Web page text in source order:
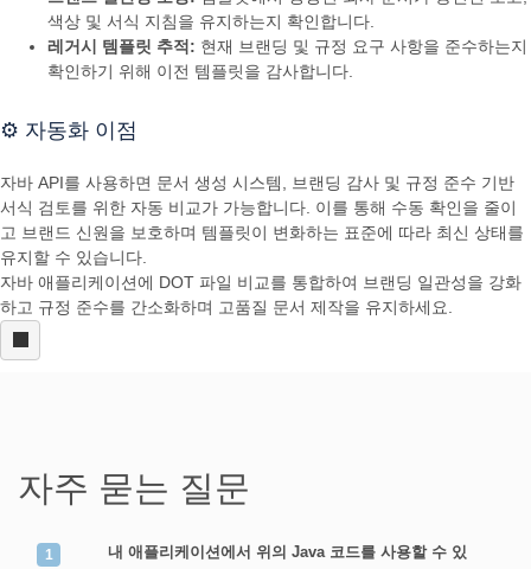
색상 및 서식 지침을 유지하는지 확인합니다.
레거시 템플릿 추적: 현재 브랜딩 및 규정 요구 사항을 준수하는지
확인하기 위해 이전 템플릿을 감사합니다.
⚙️ 자동화 이점
자바 API를 사용하면 문서 생성 시스템, 브랜딩 감사 및 규정 준수 기반
서식 검토를 위한 자동 비교가 가능합니다. 이를 통해 수동 확인을 줄이
고 브랜드 신원을 보호하며 템플릿이 변화하는 표준에 따라 최신 상태를
유지할 수 있습니다.
자바 애플리케이션에 DOT 파일 비교를 통합하여 브랜딩 일관성을 강화
하고 규정 준수를 간소화하며 고품질 문서 제작을 유지하세요.
자주 묻는 질문
내 애플리케이션에서 위의 Java 코드를 사용할 수 있